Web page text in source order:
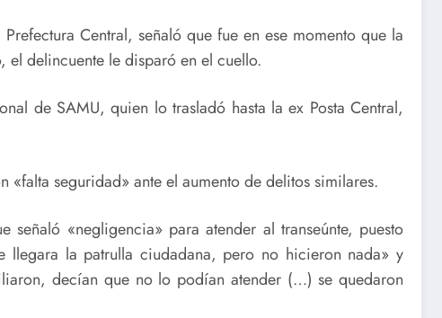
Central, señaló que fue en ese momento que la
delincuente le disparó en el cuello.
de SAMU, quien lo trasladó hasta la ex Posta Central,
«falta seguridad» ante el aumento de delitos similares.
«negligencia» para atender al transeúnte, puesto
llegara la patrulla ciudadana, pero no hicieron nada» y
decían que no lo podían atender (…) se quedaron